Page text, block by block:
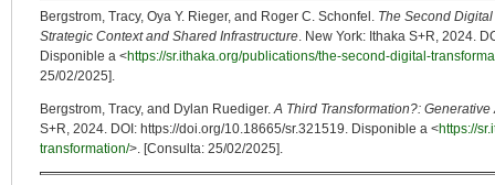
Bergstrom, Tracy, Oya Y. Rieger, and Roger C. Schonfel. The Second
Strategic Context and Shared Infrastructure. New York: Ithaka S+R, 2024.
Disponible a <https://sr.ithaka.org/publications/the-second-digital-
25/02/2025].
Bergstrom, Tracy, and Dylan Ruediger.A Third Transformation?:
S+R, 2024. DOI: https://doi.org/10.18665/sr.321519. Disponible a <https://
transformation/>. [Consulta: 25/02/2025].